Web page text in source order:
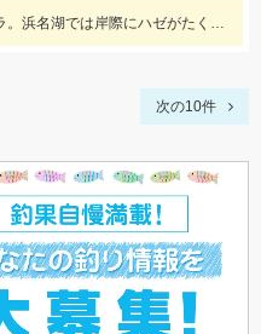
ヒットルアーはDUOのクラクラ。浜名湖では岸際にハゼがたくさん群れているのが見えます。ハゼ用のルアーを底に当てながらゆっくり巻くだけ！ハゼがたくさんアタックしてきて面白いです。
次の10件